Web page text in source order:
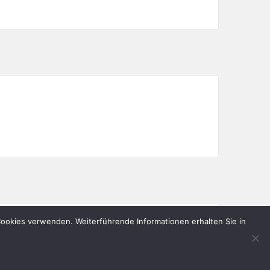
verwenden. Weiterführende Informationen erhalten Sie in